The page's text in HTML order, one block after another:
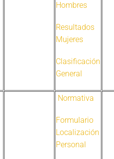
Hombres
Resultados
Mujeres
Clasificación
General
Normativa
Formulario
Localización
Personal